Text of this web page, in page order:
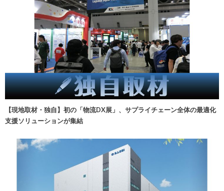
【現地取材・独自】初の「物流DX展」、サプライチェーン全体の最適化
支援ソリューションが集結